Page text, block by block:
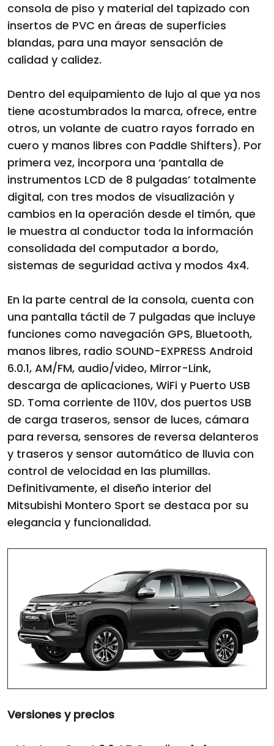
consola de piso y material del tapizado con
insertos de PVC en áreas de superficies
blandas, para una mayor sensación de
calidad y calidez.
Dentro del equipamiento de lujo al que ya nos
tiene acostumbrados la marca, ofrece, entre
otros, un volante de cuatro rayos forrado en
cuero y manos libres con Paddle Shifters). Por
primera vez, incorpora una ‘pantalla de
instrumentos LCD de 8 pulgadas’ totalmente
digital, con tres modos de visualización y
cambios en la operación desde el timón, que
le muestra al conductor toda la información
consolidada del computador a bordo,
sistemas de seguridad activa y modos 4x4.
En la parte central de la consola, cuenta con
una pantalla táctil de 7 pulgadas que incluye
funciones como navegación GPS, Bluetooth,
manos libres, radio SOUND-EXPRESS Android
6.0.1, AM/FM, audio/video, Mirror-Link,
descarga de aplicaciones, WiFi y Puerto USB
SD. Toma corriente de 110V, dos puertos USB
de carga traseros, sensor de luces, cámara
para reversa, sensores de reversa delanteros
y traseros y sensor automático de lluvia con
control de velocidad en las plumillas.
Definitivamente, el diseño interior del
Mitsubishi Montero Sport se destaca por su
elegancia y funcionalidad.
Versiones y precios